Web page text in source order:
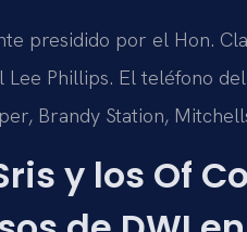
presidido por el Hon.
Phillips. El teléfono
Brandy Station,
y los Of